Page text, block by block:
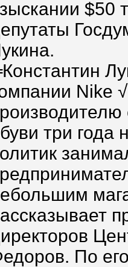
$50
Nike
три
По